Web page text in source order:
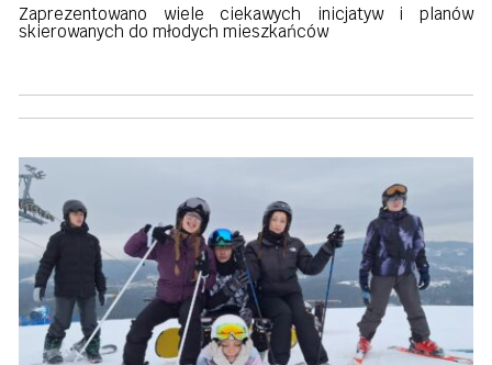
Zaprezentowano wiele ciekawych inicjatyw i planów
skierowanych do młodych mieszkańców